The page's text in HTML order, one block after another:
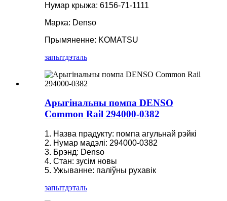
Нумар крыжа: 6156-71-1111
Марка: Denso
Прымяненне: KOMATSU
запытдэталь
Арыгінальны помпа DENSO
Common Rail 294000-0382
1. Назва прадукту: помпа агульнай рэйкі
2. Нумар мадэлі: 294000-0382
3. Брэнд: Denso
4. Стан: зусім новы
5. Ужыванне: паліўны рухавік
запытдэталь